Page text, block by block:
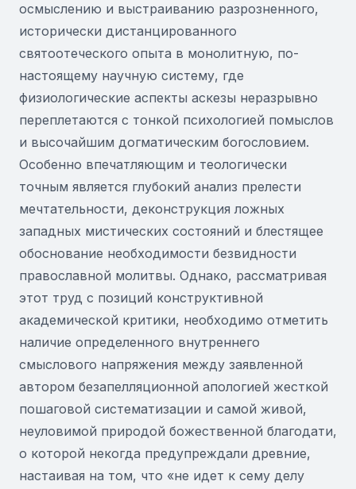
осмыслению и выстраиванию разрозненного,
исторически дистанцированного
святоотеческого опыта в монолитную, по-
настоящему научную систему, где
физиологические аспекты аскезы неразрывно
переплетаются с тонкой психологией помыслов
и высочайшим догматическим богословием.
Особенно впечатляющим и теологически
точным является глубокий анализ прелести
мечтательности, деконструкция ложных
западных мистических состояний и блестящее
обоснование необходимости безвидности
православной молитвы. Однако, рассматривая
этот труд с позиций конструктивной
академической критики, необходимо отметить
наличие определенного внутреннего
смыслового напряжения между заявленной
автором безапелляционной апологией жесткой
пошаговой систематизации и самой живой,
неуловимой природой божественной благодати,
о которой некогда предупреждали древние,
настаивая на том, что «не идет к сему делу